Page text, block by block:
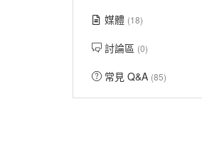
媒體 (18)
討論區 (0)
常見 Q&A (85)